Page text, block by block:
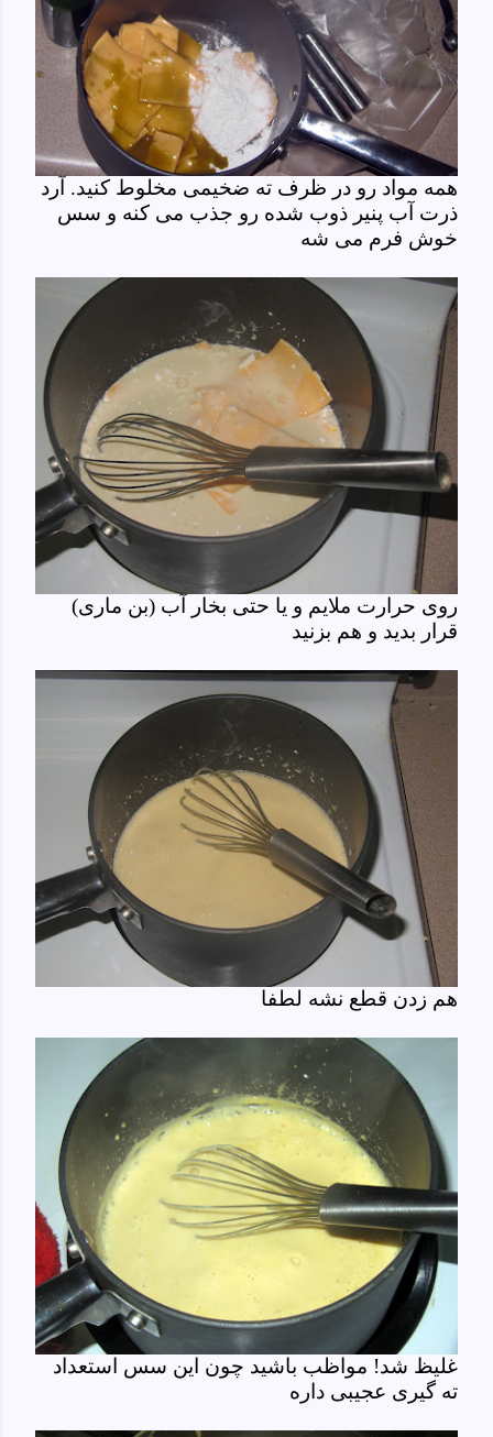
همه مواد رو در ظرف ته ضخیمی مخلوط کنید. آرد
ذرت آب پنیر ذوب شده رو جذب می کنه و سس
خوش فرم می شه
روی حرارت ملایم و یا حتی بخار آب (بن ماری)
قرار بدید و هم بزنید
هم زدن قطع نشه لطفا
غلیظ شد! مواظب باشید چون این سس استعداد
ته گیری عجیبی داره